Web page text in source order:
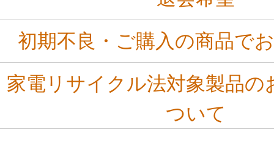
初期不良・ご購入の商品で
家電リサイクル法対象製品の
ついて